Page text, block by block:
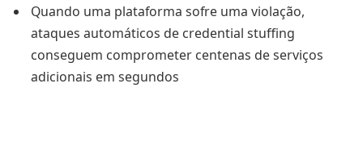
Quando uma plataforma sofre uma violação,
ataques automáticos de credential stuffing
conseguem comprometer centenas de serviços
adicionais em segundos